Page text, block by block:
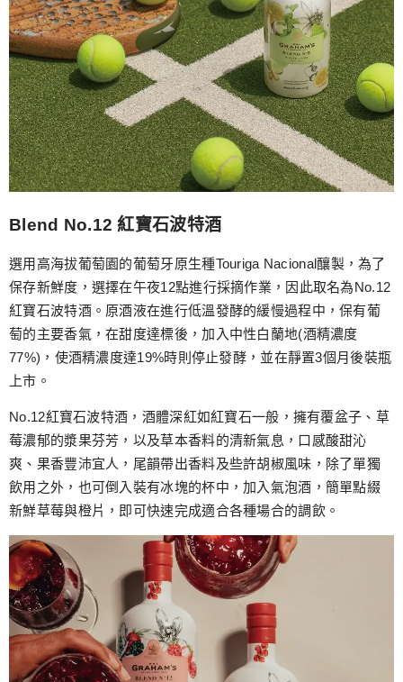
Blend No.12 紅寶石波特酒
選用高海拔葡萄園的葡萄牙原生種Touriga Nacional釀製，為了
保存新鮮度，選擇在午夜12點進行採摘作業，因此取名為No.12
紅寶石波特酒。原酒液在進行低溫發酵的緩慢過程中，保有葡
萄的主要香氣，在甜度達標後，加入中性白蘭地(酒精濃度
77%)，使酒精濃度達19%時則停止發酵，並在靜置3個月後裝瓶
上市。
No.12紅寶石波特酒，酒體深紅如紅寶石一般，擁有覆盆子、草
莓濃郁的漿果芬芳，以及草本香料的清新氣息，口感酸甜沁
爽、果香豐沛宜人，尾韻帶出香料及些許胡椒風味，除了單獨
飲用之外，也可倒入裝有冰塊的杯中，加入氣泡酒，簡單點綴
新鮮草莓與橙片，即可快速完成適合各種場合的調飲。